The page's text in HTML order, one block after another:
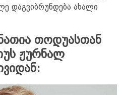
დაგვიბრუნდება ახალი
თოდუასთან
ჟურნალ